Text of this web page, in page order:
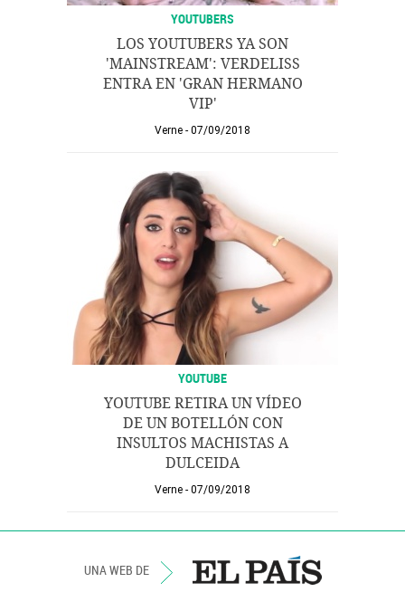
YOUTUBERS
LOS YOUTUBERS YA SON
'MAINSTREAM': VERDELISS
ENTRA EN 'GRAN HERMANO
VIP'
Verne 07/09/2018
YOUTUBE
YOUTUBE RETIRA UN VÍDEO
DE UN BOTELLÓN CON
INSULTOS MACHISTAS A
DULCEIDA
Verne 07/09/2018
UNA WEB DE